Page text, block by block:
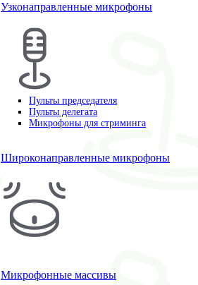
Узконаправленные микрофоны
Пульты председателя
Пульты делегата
Микрофоны для стриминга
Широконаправленные микрофоны
Микрофонные массивы